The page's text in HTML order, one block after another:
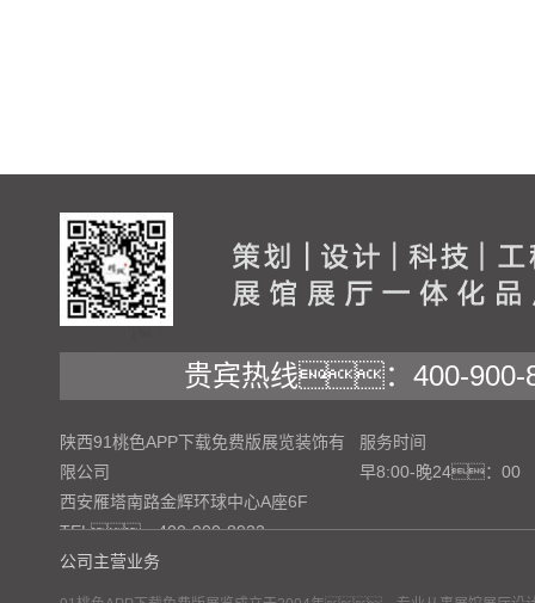
贵宾热线：400-900-
陕西91桃色APP下载免费版展览装饰有
限公司
西安雁塔南路金辉环球中心A座6F
TEL：400-900-8922
服务时间
早8:00-晚24：00
公司主营业务